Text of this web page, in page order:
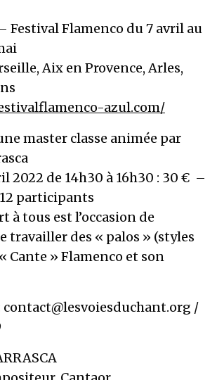
Festival Flamenco du 7 avril au
Aix en Provence, Arles,
azul.com/
master classe animée par
2022 de 14h30 à 16h30 : 30 € –
participants
à tous est l’occasion de
travailler des « palos » (styles
Cante » Flamenco et son
contact@lesvoiesduchant.org /